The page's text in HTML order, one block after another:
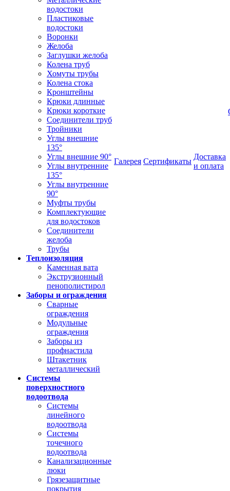
водостоки
Пластиковые
водостоки
Воронки
Желоба
Заглушки желоба
Колена труб
Хомуты трубы
Колена стока
Кронштейны
Крюки длинные
Крюки короткие
Соединители труб
Тройники
Углы внешние
135°
Углы внешние 90°
Углы внутренние
135°
Углы внутренние
90°
Муфты трубы
Комплектующие
для водостоков
Соединители
желоба
Трубы
Теплоизоляция
Каменная вата
Экструзионный
пенополистирол
Заборы и ограждения
Сварные
ограждения
Модульные
ограждения
Заборы из
профнастила
Штакетник
металлический
Системы
поверхностного
водоотвода
Системы
линейного
водоотвода
Системы
точечного
водоотвода
Канализационные
люки
Грязезащитные
покрытия
Галерея Сертификаты
Доставка
и оплата